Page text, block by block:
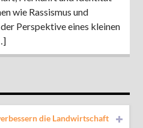
wie Rassismus und
Perspektive eines kleinen
die Landwirtschaft